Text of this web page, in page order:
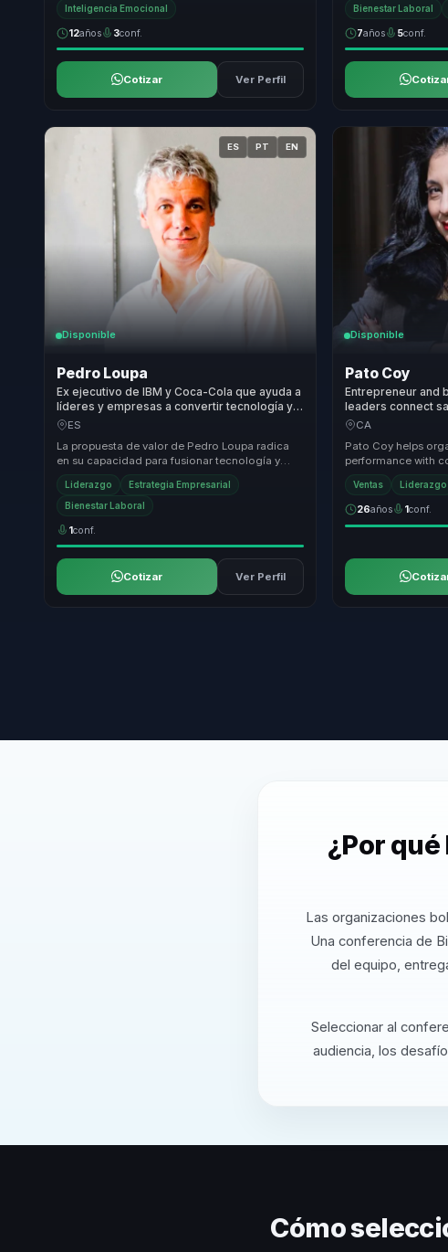
Inteligencia Emocional
12años 3conf.
Cotizar Ver Perfil
Bienestar Laboral
7años 5conf.
ES PT EN
Disponible
Pedro Loupa
Ex ejecutivo de IBM y Coca-Cola que ayuda a
líderes y empresas a convertir tecnología y
liderazgo consciente en bienestar,
ES
La propuesta de valor de Pedro Loupa radica
en su capacidad para fusionar tecnología y
humanismo, ofreciendo un enfoque de
liderazgo que ...
Liderazgo Estrategia Empresarial
Bienestar Laboral
1conf.
Cotizar Ver Perfil
Disponible
Pato Coy
Entrepreneur and
leaders connect
wellbeing, and
CA
Pato Coy helps
performance with
She brings a
emotional ...
Ventas Liderazgo
26años 1conf.
¿Por
Las organizaciones
Una conferencia de
del equipo,
Seleccionar al
audiencia, los
Cómo